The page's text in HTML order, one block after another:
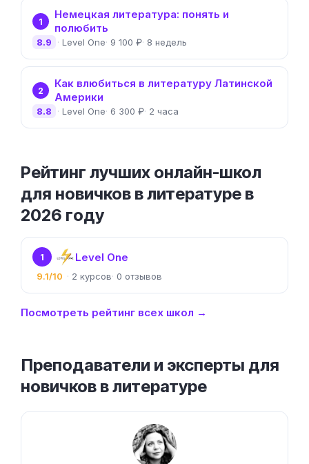
1
Немецкая литература: понять и
полюбить
Level One 9 100 ₽ 8 недель
8.9
2
Как влюбиться в литературу Латинской
Америки
Level One 6 300 ₽ 2 часа
8.8
Рейтинг лучших онлайн-школ
для новичков в литературе в
2026 году
1 Level One
9.1/10 2 0
Посмотреть рейтинг всех школ →
Преподаватели и эксперты для
новичков в литературе